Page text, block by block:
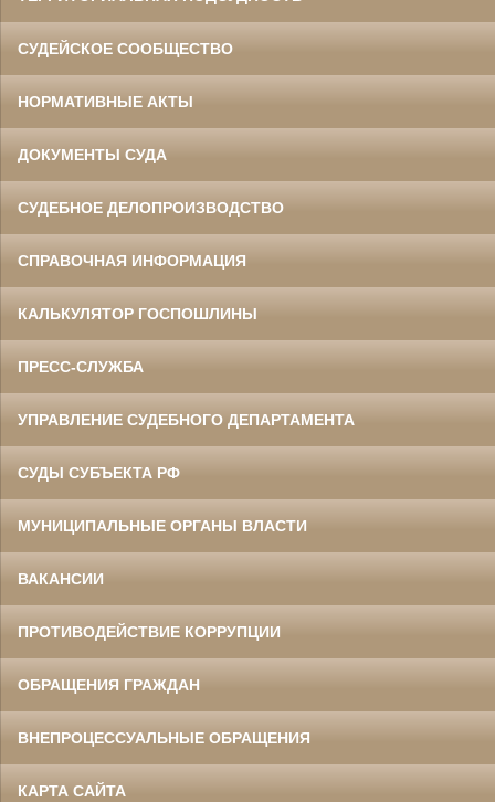
СУДЕЙСКОЕ СООБЩЕСТВО
НОРМАТИВНЫЕ АКТЫ
ДОКУМЕНТЫ СУДА
СУДЕБНОЕ ДЕЛОПРОИЗВОДСТВО
СПРАВОЧНАЯ ИНФОРМАЦИЯ
КАЛЬКУЛЯТОР ГОСПОШЛИНЫ
ПРЕСС-СЛУЖБА
УПРАВЛЕНИЕ СУДЕБНОГО ДЕПАРТАМЕНТА
СУДЫ СУБЪЕКТА РФ
МУНИЦИПАЛЬНЫЕ ОРГАНЫ ВЛАСТИ
ВАКАНСИИ
ПРОТИВОДЕЙСТВИЕ КОРРУПЦИИ
ОБРАЩЕНИЯ ГРАЖДАН
ВНЕПРОЦЕССУАЛЬНЫЕ ОБРАЩЕНИЯ
КАРТА САЙТА